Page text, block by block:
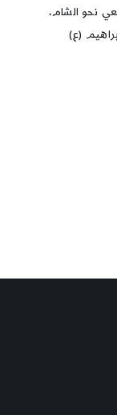
نحو الشام،
(ع)